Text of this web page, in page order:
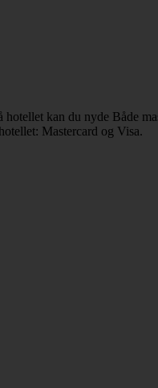
kan du nyde Både
Mastercard og Visa.